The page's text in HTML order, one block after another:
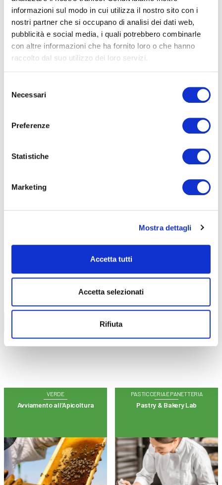
informazioni sul modo in cui utilizza il nostro sito con i
nostri partner che si occupano di analisi dei dati web,
pubblicità e social media, i quali potrebbero combinarle
con altre informazioni che ha fornito loro o che hanno
raccolto dal suo utilizzo dei loro servizi.
delNecessari
Preferenze
Statistiche
Marketing
Mostra dettagli
Accetta tutti
Accetta selezionati
Rifiuta
FORMAZIONEE CORSI
Seleziona e filtra per:
ADULTI
AZIENDE
DOPO LA TERZA MEDIA
SICUREZZA
ONLINE
CALENDARIOCORSI
Trova il tuo corso
VERDE
Avviamento all’Apicoltura
PASTICCERIA E PANETTERIA
Pastry & Bakery Lab